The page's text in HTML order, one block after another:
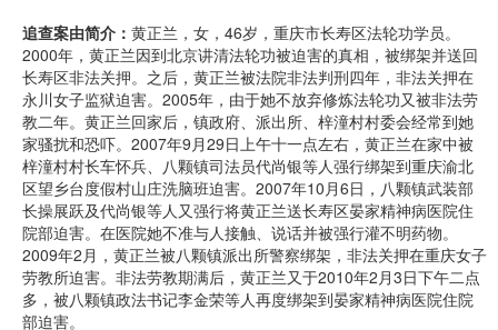
追查案由简介： 黄正兰，女，46岁，重庆市长寿区法轮功学员。
2000年，黄正兰因到北京讲清法轮功被迫害的真相，被绑架并送回
长寿区非法关押。之后，黄正兰被法院非法判刑四年，非法关押在
永川女子监狱迫害。2005年，由于她不放弃修炼法轮功又被非法劳
教二年。黄正兰回家后，镇政府、派出所、梓潼村村委会经常到她
家骚扰和恐吓。2007年9月29日上午十一点左右，黄正兰在家中被
梓潼村村长车怀兵、八颗镇司法员代尚银等人强行绑架到重庆渝北
区望乡台度假村山庄洗脑班迫害。2007年10月6日，八颗镇武装部
长操展跃及代尚银等人又强行将黄正兰送长寿区晏家精神病医院住
院部迫害。在医院她不准与人接触、说话并被强行灌不明药物。
2009年2月，黄正兰被八颗镇派出所警察绑架，非法关押在重庆女子
劳教所迫害。非法劳教期满后，黄正兰又于2010年2月3日下午二点
多，被八颗镇政法书记李金荣等人再度绑架到晏家精神病医院住院
部迫害。